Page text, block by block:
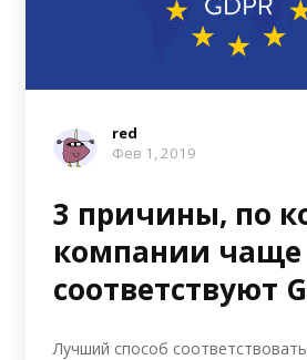
red
Фев 1, 2019
3 причины, по
компании чаще
соответствуют
Лучший способ